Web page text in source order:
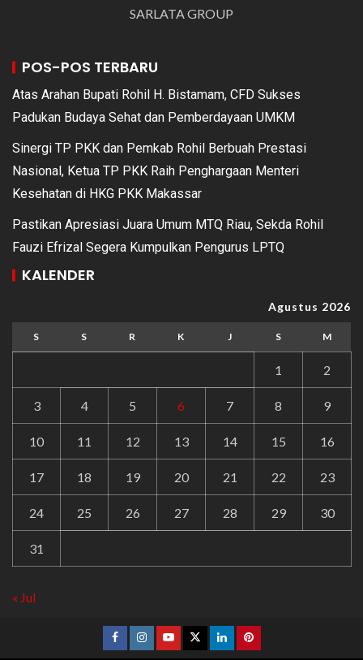
SARLATA GROUP
POS-POS TERBARU
Atas Arahan Bupati Rohil H. Bistamam, CFD Sukses
Padukan Budaya Sehat dan Pemberdayaan UMKM
Sinergi TP PKK dan Pemkab Rohil Berbuah Prestasi
Nasional, Ketua TP PKK Raih Penghargaan Menteri
Kesehatan di HKG PKK Makassar
Pastikan Apresiasi Juara Umum MTQ Riau, Sekda Rohil
Fauzi Efrizal Segera Kumpulkan Pengurus LPTQ
KALENDER
Agustus 2026
S S R K J S M
1 2
3 4 5 6 7 8 9
10 11 12 13 14 15 16
17 18 19 20 21 22 23
24 25 26 27 28 29 30
31
« Jul